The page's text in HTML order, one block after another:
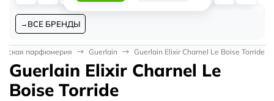
ВСЕ БРЕНДЫ
парфюмерия Guerlain Guerlain Elixir Charnel Le Boise Torride
Guerlain Elixir Charnel Le
Boise Torride